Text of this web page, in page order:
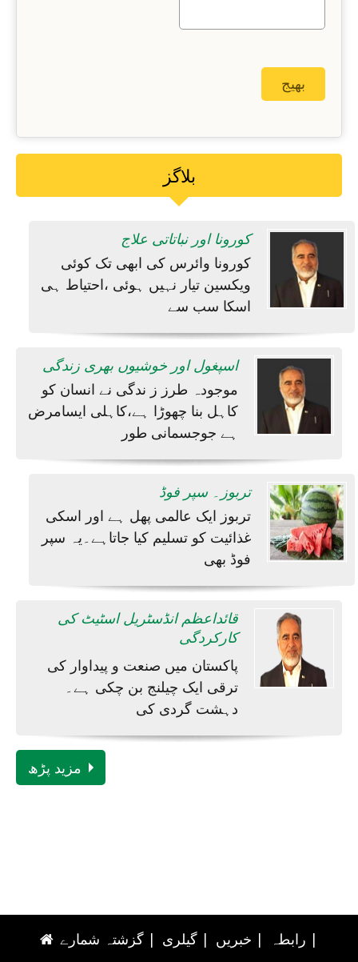
بلاگز
کورونا اور نباتاتی علاج
کورونا وائرس کی ابھی تک کوئی
ویکسین تیار نہیں ہوئی ،احتیاط ہی
اسکا سب سے
اسپغول اور خوشیوں بھری زندگی
موجودہ طرز ز ندگی نے انسان کو
کاہل بنا چھوڑا ہے،کاہلی ایسامرض
ہے جوجسمانی طور
تربوز۔ سپر فوڈ
تربوز ایک عالمی پھل ہے اور اسکی
غذائیت کو تسلیم کیا جاتاہے۔یہ سپر
فوڈ بھی
قائداعظم انڈسٹریل اسٹیٹ کی
کارکردگی
پاکستان میں صنعت و پیداوار کی
ترقی ایک چیلنج بن چکی ہے۔
دہشت گردی کی
مزید پڑھ
گزشتہ شمارے | گیلری | خبریں | رابطہ |